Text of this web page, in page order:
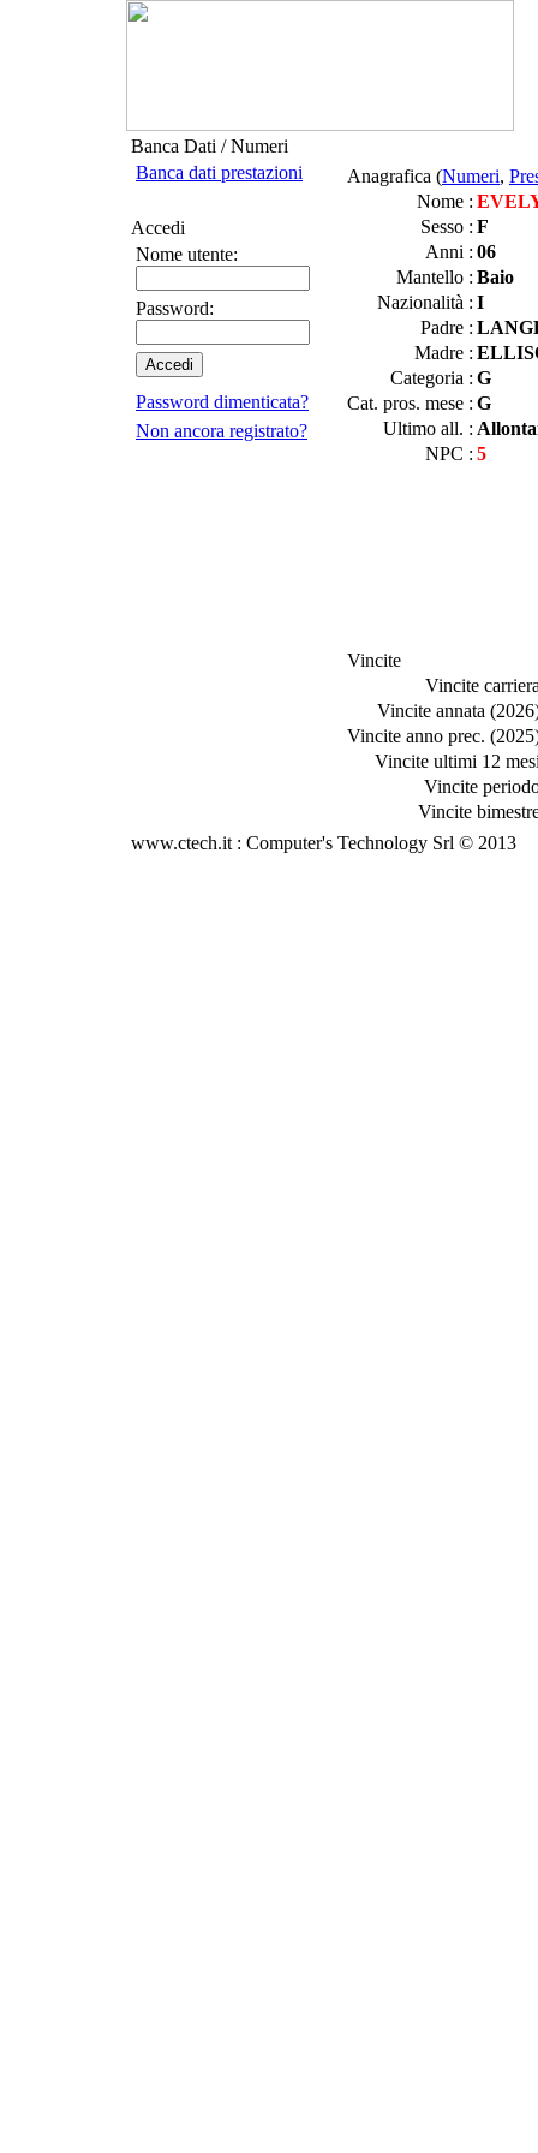
Banca Dati / Numeri
Banca dati prestazioni
Accedi
Nome utente:
Password:
Password dimenticata?
Non ancora registrato?
Anagrafica (Numeri,
Nome :
Sesso : F
Anni : 06
Mantello : Baio
Nazionalità : I
Padre :
Madre :
Categoria : G
Cat. pros. mese : G
Ultimo all. :
NPC : 5
Vincite
Vincite
Vincite annata
Vincite anno prec.
Vincite ultimi 12
Vincite
Vincite
www.ctech.it : Computer's Technology Srl © 2013